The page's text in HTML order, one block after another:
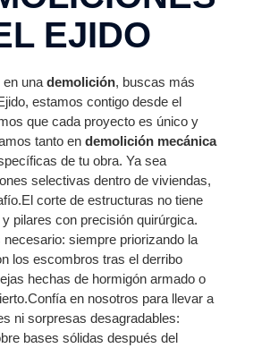
EJIDO
una demolición, buscas más
estamos contigo desde el
que cada proyecto es único y
tanto en demolición mecánica
de tu obra. Ya sea
selectivas dentro de viviendas,
corte de estructuras no tiene
pilares con precisión quirúrgica.
siempre priorizando la
los escombros tras el derribo
hechas de hormigón armado o
en nosotros para llevar a
ni sorpresas desagradables:
bases sólidas después del